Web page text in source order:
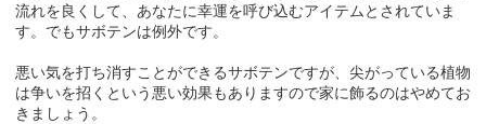
流れを良くして、あなたに幸運を呼び込むアイテムとされていま
す。でもサボテンは例外です。
悪い気を打ち消すことができるサボテンですが、尖がっている植物
は争いを招くという悪い効果もありますので家に飾るのはやめてお
きましょう。